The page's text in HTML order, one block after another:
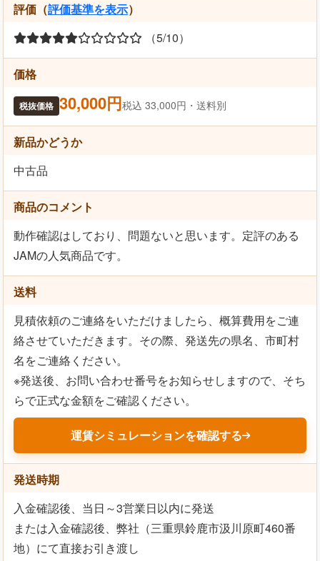
評価（評価基準を表示）
（5/10）
価格
税抜価格 30,000円税込 33,000円・送料別
新品かどうか
中古品
商品のコメント
動作確認はしており、問題ないと思います。定評のある
JAMの人気商品です。
送料
見積依頼のご連絡をいただけましたら、概算費用をご連
絡させていただきます。その際、発送先の県名、市町村
名をご連絡ください。
※発送後、お問い合わせ番号をお知らせしますので、そち
らで正式な金額をご確認ください。
運賃シミュレーションを確認する
発送時期
入金確認後、当日～3営業日以内に発送
または入金確認後、弊社（三重県鈴鹿市汲川原町460番
地）にて直接お引き渡し